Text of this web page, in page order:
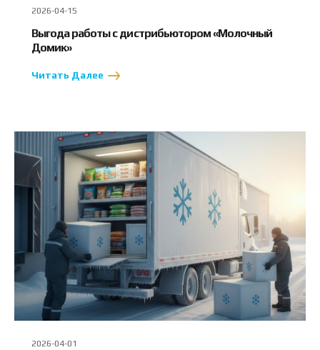
2026-04-15
Выгода работы с дистрибьютором «Молочный
Домик»
Читать Далее
2026-04-01